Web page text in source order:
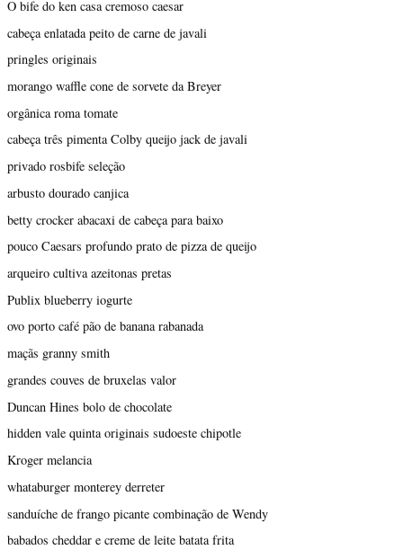
O bife do ken casa cremoso caesar
cabeça enlatada peito de carne de javali
pringles originais
morango waffle cone de sorvete da Breyer
orgânica roma tomate
cabeça três pimenta Colby queijo jack de javali
privado rosbife seleção
arbusto dourado canjica
betty crocker abacaxi de cabeça para baixo
pouco Caesars profundo prato de pizza de queijo
arqueiro cultiva azeitonas pretas
Publix blueberry iogurte
ovo porto café pão de banana rabanada
maçãs granny smith
grandes couves de bruxelas valor
Duncan Hines bolo de chocolate
hidden vale quinta originais sudoeste chipotle
Kroger melancia
whataburger monterey derreter
sanduíche de frango picante combinação de Wendy
babados cheddar e creme de leite batata frita